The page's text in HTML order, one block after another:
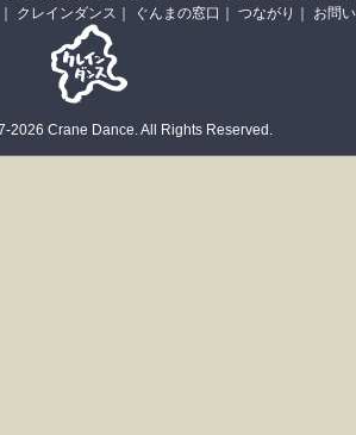
クレインダンス ぐんまの窓口 つながり お問
2026 Crane Dance. All Rights Reserved.